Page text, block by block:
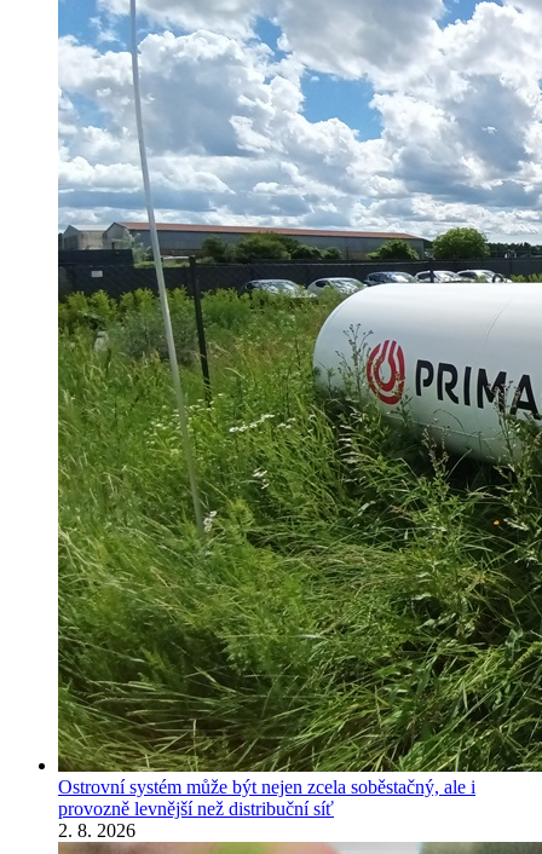
Ostrovní systém může být nejen zcela soběstačný, ale i
provozně levnější než distribuční síť
2. 8. 2026